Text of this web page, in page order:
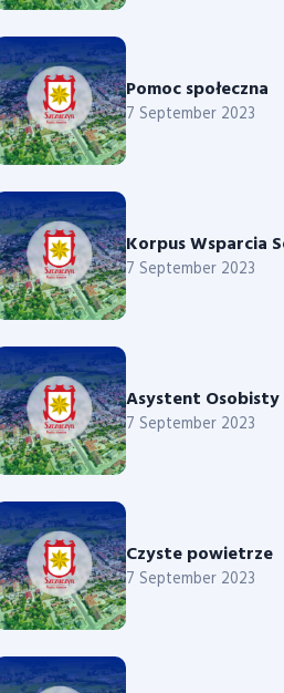
Pomoc społeczna
7 September 2023
Korpus Wsparcia
7 September 2023
Asystent Osobisty
7 September 2023
Czyste powietrze
7 September 2023